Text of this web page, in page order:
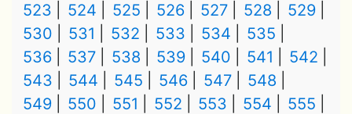
523
524 525 526 527 528
529
530
531 532 533 534
535
536
537 538 539 540 541
542
543
544 545 546 547
548
549
550 551 552 553 554
555